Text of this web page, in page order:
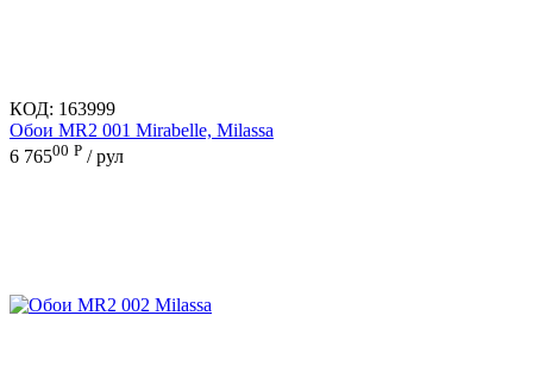
КОД: 163999
Обои MR2 001 Mirabelle, Milassa
6 76500 Р / рул